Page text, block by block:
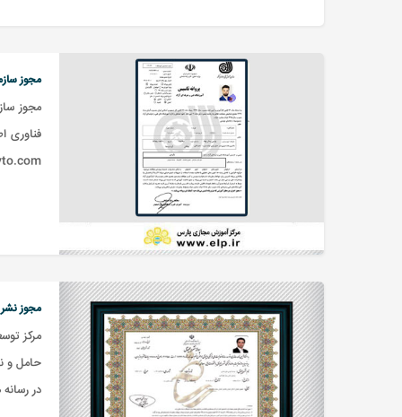
مجوز
مجوز
فناوری
مجوز
مرکز
در